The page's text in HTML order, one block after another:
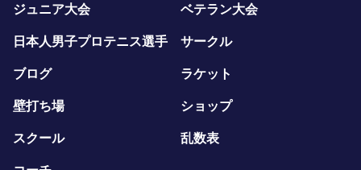
ジュニア大会 ベテラン大会
日本人男子プロテニス選手 サークル
ブログ ラケット
壁打ち場 ショップ
スクール 乱数表